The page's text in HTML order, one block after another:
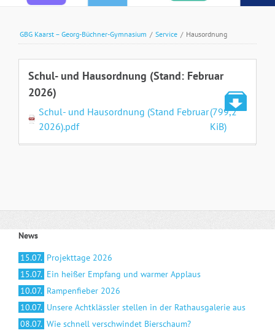
GBG Kaarst – Georg-Büchner-Gymnasium / Service / Hausordnung
Schul- und Hausordnung (Stand: Februar
2026)
Schul- und Hausordnung (Stand Februar
2026).pdf
(799,2
KiB)
News
15.07. Projekttage 2026
15.07. Ein heißer Empfang und warmer Applaus
10.07. Rampenfieber 2026
10.07. Unsere Achtklässler stellen in der Rathausgalerie aus
08.07. Wie schnell verschwindet Bierschaum?